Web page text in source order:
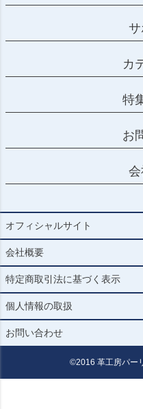
サ
カ
特
お
オフィシャルサイト
会社概要
特定商取引法に基づく表示
個人情報の取扱
お問い合わせ
©2016 革工房パー